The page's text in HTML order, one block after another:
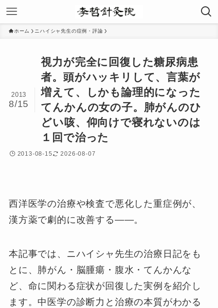
ホーム ニハイシャ先生の症例・評論
視力が完全に回復した糖尿病患
者。頭がハッキリして、言葉が
増えて、しかも論理的になった
てんかんの女の子。肺がんのひ
どい咳、仰向けで寝れないのは
１回で治った
2013
8/15
2013-08-15 2026-08-07
西洋医学の治療や検査で悪化した重症例が、
漢方薬で劇的に改善する――。
本記事では、ニハイシャ先生の治療日記をも
とに、肺がん・脳腫瘍・腹水・てんかんな
ど、命に関わる症状が回復した実例を紹介し
ます。中医学の診断力と治療の本質がわかる